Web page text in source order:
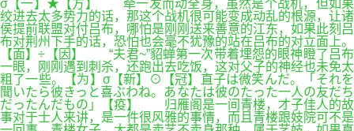
σ【一】★【方】 牵一发而动全身，虽然是个战机，但如果
绞进去太多势力的话，那这个战机很可能变成动乱的根源，让诸
侯提前联盟对付吕布，哪怕是刚刚送来善意的江东，如果此刻吕
布对荆州下手的话，恐怕也会毫不犹豫的站在吕布的对立面上。
【面】÷【因】 “夫君~”貂蝉第一次带着埋怨的眼神瞪了吕布
一眼，刚刚遇到刺杀，还跑出去吃饭，这对父子的神经也未免太
粗了一些。【为】σ【新】⊙【冠】直子は微笑んだ。「それを
聞いたら彼きっと喜ぶわね。あなたは彼のたった一人の友だち
だったんだもの」【疫】 归雁阁是一间青楼，才子佳人的故
事对于士人来讲，是一件很风雅的事情，而且青楼跟妓院可不是